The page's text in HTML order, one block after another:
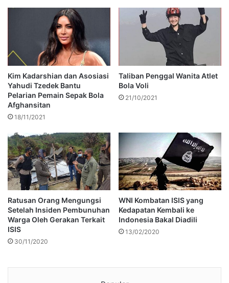
Kim Kadarshian dan Asosiasi
Yahudi Tzedek Bantu
Pelarian Pemain Sepak Bola
Afghansitan
18/11/2021
Taliban Penggal Wanita Atlet
Bola Voli
21/10/2021
Ratusan Orang Mengungsi
Setelah Insiden Pembunuhan
Warga Oleh Gerakan Terkait
ISIS
30/11/2020
WNI Kombatan ISIS yang
Kedapatan Kembali ke
Indonesia Bakal Diadili
13/02/2020